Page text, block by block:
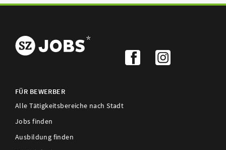
FÜR BEWERBER
Alle Tätigkeitsbereiche nach Stadt
Jobs finden
Ausbildung finden